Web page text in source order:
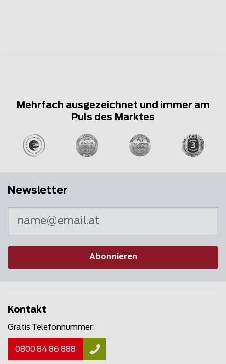
Mehrfach ausgezeichnet und immer am
Puls des Marktes
Newsletter
Abonnieren
Kontakt
Gratis Telefonnummer:
0800 84 86 888